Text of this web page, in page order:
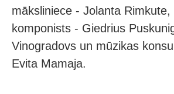
māksliniece - Jolanta
komponists - Giedrius
Vinogradovs un mūzikas
Evita Mamaja.